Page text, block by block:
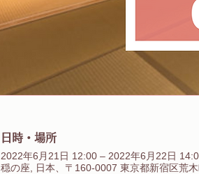
日時・場所
2022年6月21日 12:00 – 2022年6月22日
穏の座, 日本、〒160-0007 東京都新宿区荒